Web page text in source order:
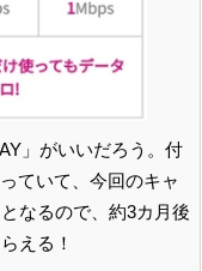
」がいいだろう。付
ていて、今回のキャ
なるので、約3カ月後
える！